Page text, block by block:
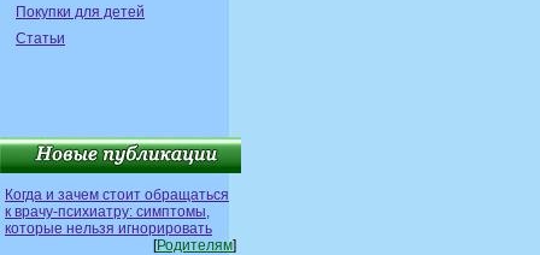
Покупки для детей
Статьи
Когда и зачем стоит обращаться
к врачу-психиатру: симптомы,
которые нельзя игнорировать
[Родителям]